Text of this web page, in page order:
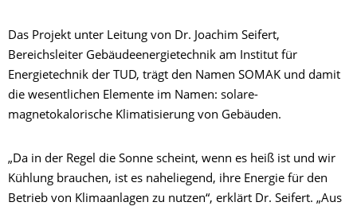
Das Projekt unter Leitung von Dr. Joachim Seifert,
Bereichsleiter Gebäudeenergietechnik am Institut für
Energietechnik der TUD, trägt den Namen SOMAK und damit
die wesentlichen Elemente im Namen: solare-
magnetokalorische Klimatisierung von Gebäuden.
„Da in der Regel die Sonne scheint, wenn es heiß ist und wir
Kühlung brauchen, ist es naheliegend, ihre Energie für den
Betrieb von Klimaanlagen zu nutzen“, erklärt Dr. Seifert. „Aus